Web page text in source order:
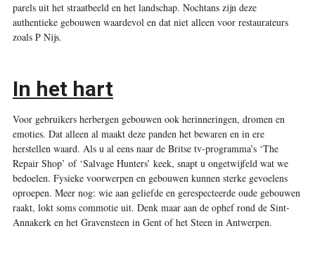
parels uit het straatbeeld en het landschap. Nochtans zijn deze
authentieke gebouwen waardevol en dat niet alleen voor restaurateurs
zoals P Nijs.
In het hart
Voor gebruikers herbergen gebouwen ook herinneringen, dromen en
emoties. Dat alleen al maakt deze panden het bewaren en in ere
herstellen waard. Als u al eens naar de Britse tv-programma’s ‘The
Repair Shop’ of ‘Salvage Hunters’ keek, snapt u ongetwijfeld wat we
bedoelen. Fysieke voorwerpen en gebouwen kunnen sterke gevoelens
oproepen. Meer nog: wie aan geliefde en gerespecteerde oude gebouwen
raakt, lokt soms commotie uit. Denk maar aan de ophef rond de Sint-
Annakerk en het Gravensteen in Gent of het Steen in Antwerpen.